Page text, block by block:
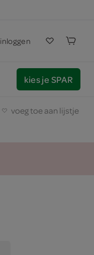
inloggen
kies je SPAR
voeg toe aan lijstje